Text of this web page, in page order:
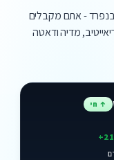
בנפרד - אתם מקבלים
מדיה ודאטה
↑ חי